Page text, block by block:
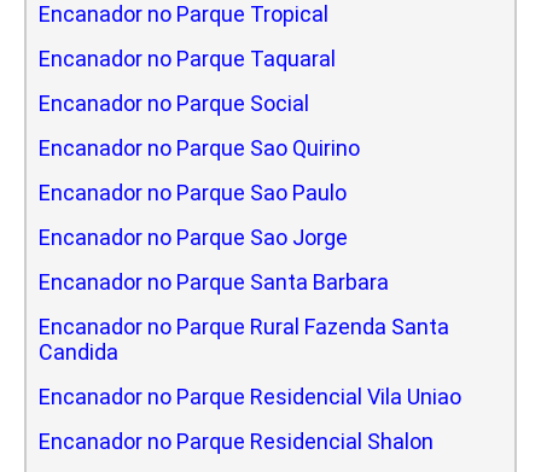
Encanador no Parque Tropical
Encanador no Parque Taquaral
Encanador no Parque Social
Encanador no Parque Sao Quirino
Encanador no Parque Sao Paulo
Encanador no Parque Sao Jorge
Encanador no Parque Santa Barbara
Encanador no Parque Rural Fazenda Santa
Candida
Encanador no Parque Residencial Vila Uniao
Encanador no Parque Residencial Shalon